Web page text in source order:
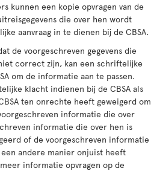
kunnen een kopie opvragen van de
die over hen wordt
aanvraag in te dienen bij de CBSA.
de voorgeschreven gegevens die
correct zijn, kan een schriftelijke
om de informatie aan te passen.
klacht indienen bij de CBSA als
ten onrechte heeft geweigerd om
informatie die over
informatie die over hen is
of de voorgeschreven informatie
andere manier onjuist heeft
informatie opvragen op de